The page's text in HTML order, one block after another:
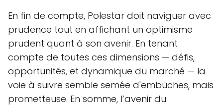
En fin de compte, Polestar doit naviguer avec
prudence tout en affichant un optimisme
prudent quant à son avenir. En tenant
compte de toutes ces dimensions — défis,
opportunités, et dynamique du marché — la
voie à suivre semble semée d'embûches, mais
prometteuse. En somme, l’avenir du